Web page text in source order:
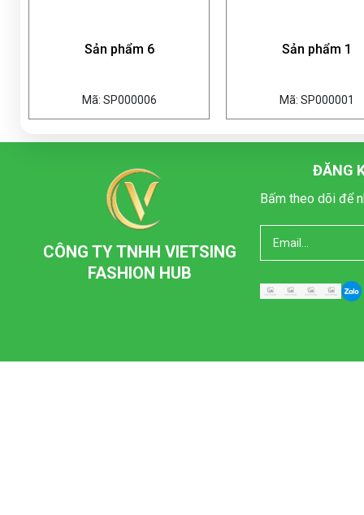
CÔNG TY TNHH VIETSING
FASHION HUB
ĐĂNG
Bấm theo dõi để